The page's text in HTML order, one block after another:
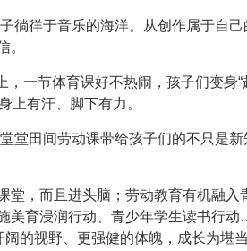
徜徉于音乐的海洋。从创作属于自
。
一节体育课好不热闹，孩子们变身“
上有汗、脚下有力。
堂田间劳动课带给孩子们的不只是
堂，而且进头脑；劳动教育有机融入
美育浸润行动、青少年学生读书行
的视野、更强健的体魄，成长为堪当